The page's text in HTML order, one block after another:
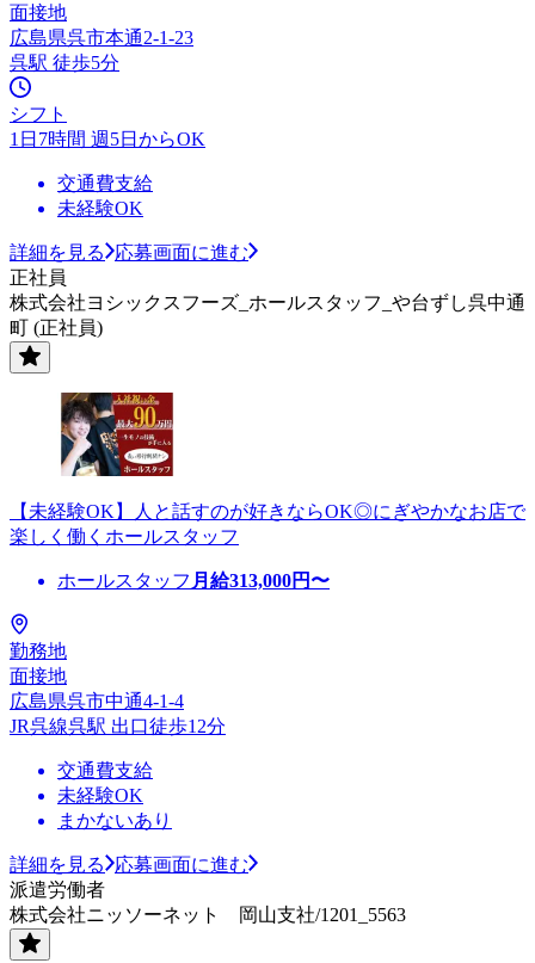
面接地
広島県呉市本通2-1-23
呉駅 徒歩5分
シフト
1日7時間 週5日からOK
交通費支給
未経験OK
詳細を見る
応募画面に進む
正社員
株式会社ヨシックスフーズ_ホールスタッフ_や台ずし呉中通
町 (正社員)
【未経験OK】人と話すのが好きならOK◎にぎやかなお店で
楽しく働くホールスタッフ
ホールスタッフ 月給313,000円〜
勤務地
面接地
広島県呉市中通4-1-4
JR呉線呉駅 出口徒歩12分
交通費支給
未経験OK
まかないあり
詳細を見る
応募画面に進む
派遣労働者
株式会社ニッソーネット 岡山支社/1201_5563